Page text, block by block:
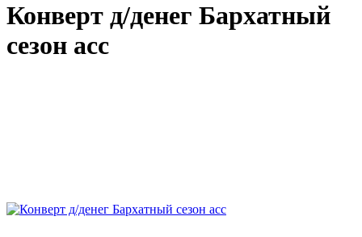
Конверт д/денег Бархатный
сезон асс